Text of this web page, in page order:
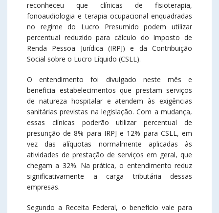
reconheceu que clínicas de fisioterapia,
fonoaudiologia e terapia ocupacional enquadradas
no regime do Lucro Presumido podem utilizar
percentual reduzido para cálculo do Imposto de
Renda Pessoa Jurídica (IRPJ) e da Contribuição
Social sobre o Lucro Líquido (CSLL).
O entendimento foi divulgado neste mês e
beneficia estabelecimentos que prestam serviços
de natureza hospitalar e atendem às exigências
sanitárias previstas na legislação. Com a mudança,
essas clínicas poderão utilizar percentual de
presunção de 8% para IRPJ e 12% para CSLL, em
vez das alíquotas normalmente aplicadas às
atividades de prestação de serviços em geral, que
chegam a 32%. Na prática, o entendimento reduz
significativamente a carga tributária dessas
empresas.
Segundo a Receita Federal, o benefício vale para